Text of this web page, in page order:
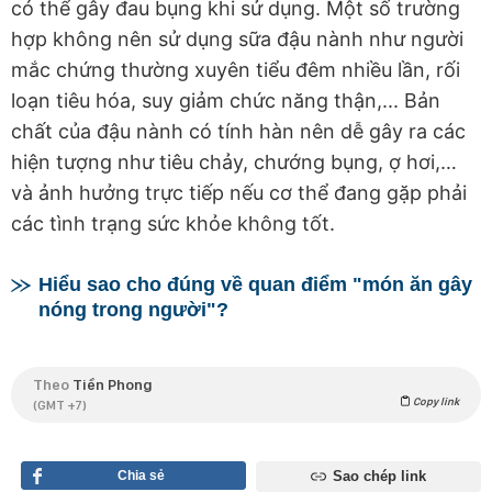
có thể gây đau bụng khi sử dụng. Một số trường
hợp không nên sử dụng sữa đậu nành như người
mắc chứng thường xuyên tiểu đêm nhiều lần, rối
loạn tiêu hóa, suy giảm chức năng thận,... Bản
chất của đậu nành có tính hàn nên dễ gây ra các
hiện tượng như tiêu chảy, chướng bụng, ợ hơi,…
và ảnh hưởng trực tiếp nếu cơ thể đang gặp phải
các tình trạng sức khỏe không tốt.
Hiểu sao cho đúng về quan điểm "món ăn gây
nóng trong người"?
Theo Tiền Phong
(GMT +7) Copy link
Chia sẻ Sao chép link